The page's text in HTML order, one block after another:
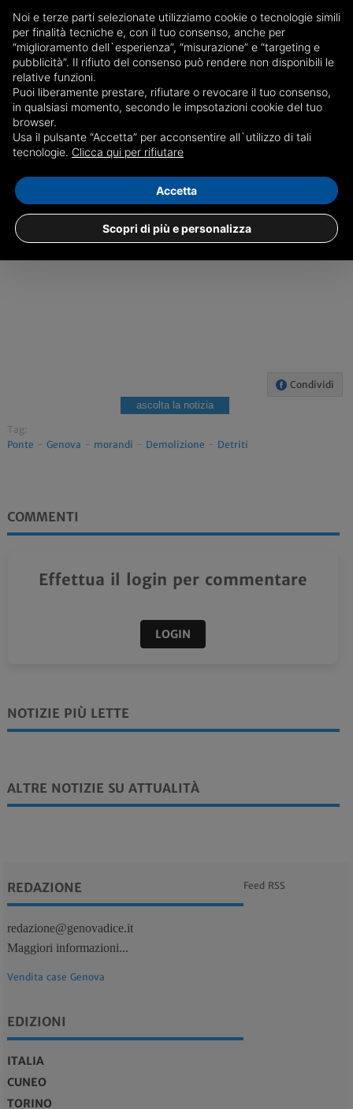
essere utilizzato per costruire il cosiddetto ribaltamento a
mare di Fincantieri.
c.s.
GENOVA
Condividi
ascolta la notizia
Tag:
Ponte - Genova - morandi - Demolizione - Detriti
COMMENTI
Effettua il login per commentare
LOGIN
NOTIZIE PIÙ LETTE
ALTRE NOTIZIE SU ATTUALITÀ
REDAZIONE
redazione@genovadice.it
Maggiori informazioni...
Vendita case Genova
EDIZIONI
ITALIA
CUNEO
TORINO
Feed RSS
Noi e terze parti selezionate utilizziamo cookie o tecnologie simili
per finalità tecniche e, con il tuo consenso, anche per
“miglioramento dell`esperienza”, “misurazione” e “targeting e
pubblicità”. Il rifiuto del consenso può rendere non disponibili le
relative funzioni.
Puoi liberamente prestare, rifiutare o revocare il tuo consenso,
in qualsiasi momento, secondo le impsotazioni cookie del tuo
browser.
Usa il pulsante “Accetta” per acconsentire all`utilizzo di tali
tecnologie. Clicca qui per rifiutare
Scopri di più e personalizza
Accetta